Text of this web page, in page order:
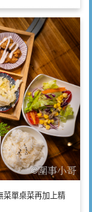
菜單桌菜再加上精